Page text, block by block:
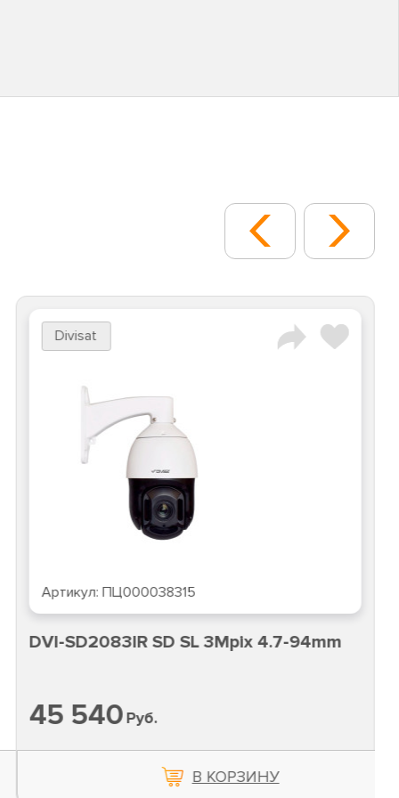
Divisat
Артикул: ПЦ000038315
DVI-SD2083IR SD SL 3Mpix 4.7-94mm
45 540Руб.
В КОРЗИНУ